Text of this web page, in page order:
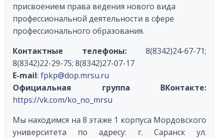
присвоением права ведения нового вида
профессиональной деятельности в сфере
профессионального образования.
Контактные телефоны: 8(8342)24-67-71;
8(8342)22-29-75; 8(8342)27-07-17
E-mail: fpkp@dop.mrsu.ru
Официальная группа ВКонтакте:
https://vk.com/ko_no_mrsu
Мы находимся на 8 этаже 1 корпуса Мордовского
университета по адресу: г. Саранск ул.